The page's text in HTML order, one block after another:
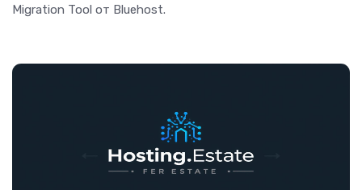
Migration Tool от Bluehost.